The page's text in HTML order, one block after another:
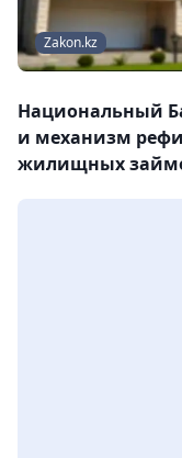
Zakon.kz
Национальный
и механизм
жилищных